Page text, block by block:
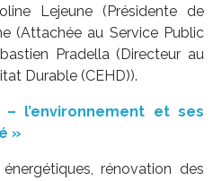
Lejeune (Présidente de
(Attachée au Service Public
Pradella (Directeur au
Durable (CEHD)).
– l’environnement et ses
»
rénovation des